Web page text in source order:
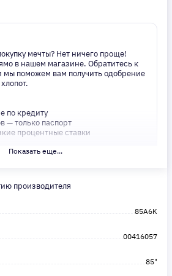
мечты? Нет ничего проще!
в нашем магазине. Обратитесь к
поможем вам получить одобрение
по кредиту
— только паспорт
процентные ставки
желания на потом! Получите то, что
Показать еще...
производителя
85A6K
00416057
85"